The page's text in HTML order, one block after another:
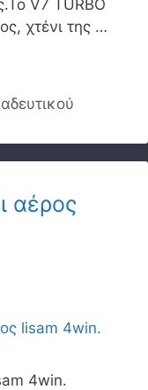
V7 TURBO
χτένι της …
αέρος
4win.